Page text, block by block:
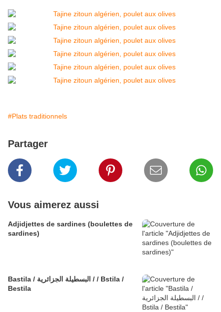
#Plats traditionnels
Partager
Vous aimerez aussi
Adjidjettes de sardines (boulettes de
sardines)
Bastila / البسطيلة الجزائرية / / Bstila /
Bestila